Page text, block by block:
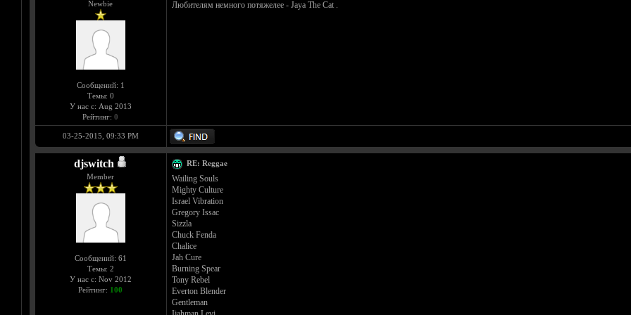
Newbie
Сообщений: 1
Темы: 0
У нас с: Aug 2013
Рейтинг: 0
Любителям немного потяжелее - Jaya The Cat .
03-25-2015, 09:33 PM
djswitch
Member
Сообщений: 61
Темы: 2
У нас с: Nov 2012
Рейтинг: 100
RE: Reggae
Wailing Souls
Mighty Culture
Israel Vibration
Gregory Issac
Sizzla
Chuck Fenda
Chalice
Jah Cure
Burning Spear
Tony Rebel
Everton Blender
Gentleman